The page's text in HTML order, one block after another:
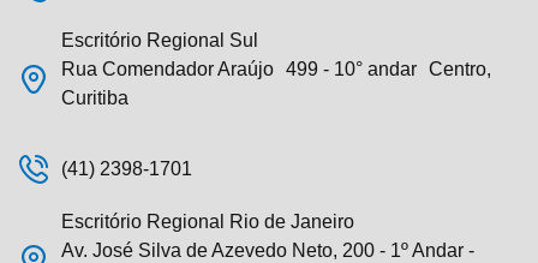
Escritório Regional Sul
Rua Comendador Araújo 499 - 10° andar Centro,
Curitiba
(41) 2398-1701
Escritório Regional Rio de Janeiro
Av. José Silva de Azevedo Neto, 200 - 1º Andar -